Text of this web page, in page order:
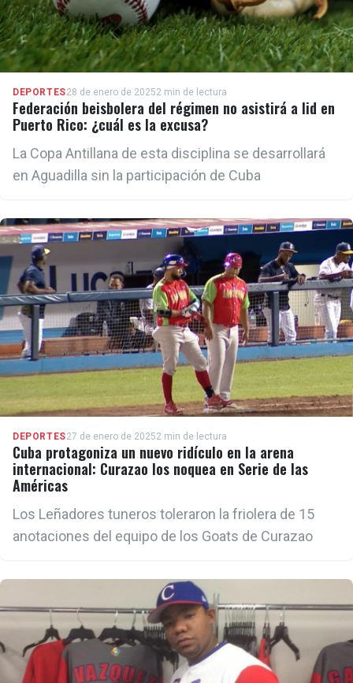
DEPORTES28 de enero de 20252 min de lectura
Federación beisbolera del régimen no asistirá a lid en
Puerto Rico: ¿cuál es la excusa?
La Copa Antillana de esta disciplina se desarrollará
en Aguadilla sin la participación de Cuba
DEPORTES27 de enero de 20252 min de lectura
Cuba protagoniza un nuevo ridículo en la arena
internacional: Curazao los noquea en Serie de las
Américas
Los Leñadores tuneros toleraron la friolera de 15
anotaciones del equipo de los Goats de Curazao